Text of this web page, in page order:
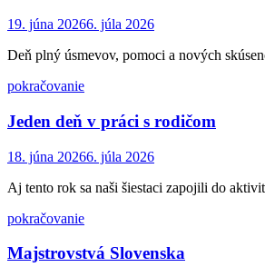
19. júna 20266. júla 2026
Deň plný úsmevov, pomoci a nových
pokračovanie
Jeden deň v práci s rodičom
18. júna 20266. júla 2026
Aj tento rok sa naši šiestaci zapojili do
pokračovanie
Majstrovstvá Slovenska